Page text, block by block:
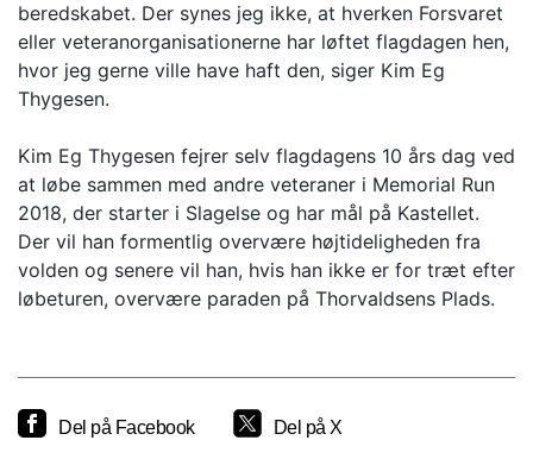
beredskabet. Der synes jeg ikke, at hverken Forsvaret
eller veteranorganisationerne har løftet flagdagen hen,
hvor jeg gerne ville have haft den, siger Kim Eg
Thygesen.
Kim Eg Thygesen fejrer selv flagdagens 10 års dag ved
at løbe sammen med andre veteraner i Memorial Run
2018, der starter i Slagelse og har mål på Kastellet.
Der vil han formentlig overvære højtideligheden fra
volden og senere vil han, hvis han ikke er for træt efter
løbeturen, overvære paraden på Thorvaldsens Plads.
Del på Facebook Del på X